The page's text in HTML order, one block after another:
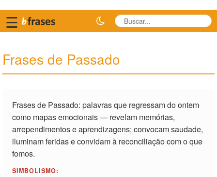
☰
Frases de Passado
Frases de Passado: palavras que regressam do ontem
como mapas emocionais — revelam memórias,
arrependimentos e aprendizagens; convocam saudade,
iluminam feridas e convidam à reconciliação com o que
fomos.
SIMBOLISMO: